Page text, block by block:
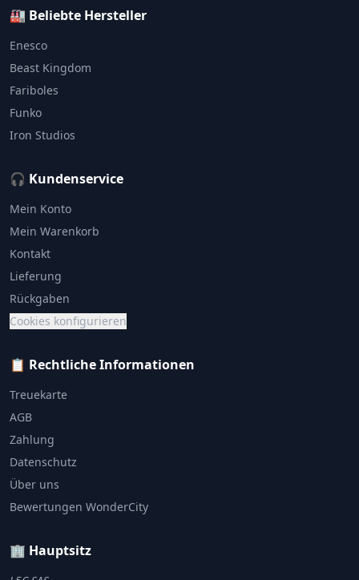
🏭 Beliebte Hersteller
Enesco
Beast Kingdom
Fariboles
Funko
Iron Studios
🎧 Kundenservice
Mein Konto
Mein Warenkorb
Kontakt
Lieferung
Rückgaben
Cookies konfigurieren
📋 Rechtliche Informationen
Treuekarte
AGB
Zahlung
Datenschutz
Über uns
Bewertungen WonderCity
🏢 Hauptsitz